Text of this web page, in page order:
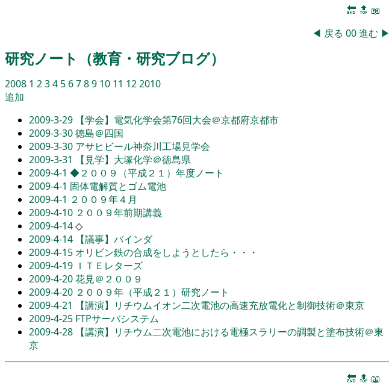
🔚 🔝 📖
◀ 戻る 00進む ▶
研究ノート（教育・研究ブログ）
2008 1 234 5 6789 10 11 122010
追加
2009-3-29
【学会】電気化学会第76回大会＠京都府京都市
2009-3-30徳島＠四国
2009-3-30 アサヒビール神奈川工場見学会
2009-3-31
【見学】大塚化学＠徳島県
2009-4-1 ◆２００９（平成２１）年度ノート
2009-4-1 固体電解質とゴム電池
2009-4-1 ２００９年４月
2009-4-10 ２００９年前期講義
2009-4-14◇
2009-4-14
【議事】バインダ
2009-4-15 オリビン鉄の合成をしようとしたら・・・
2009-4-19 ＩＴＥレターズ
2009-4-20花見＠２００９
2009-4-20 ２００９年（平成２１）研究ノート
2009-4-21
【講演】リチウムイオン二次電池の高速充放電化と制御技術＠東京
2009-4-25 FTPサーバシステム
2009-4-28
【講演】リチウム二次電池における電極スラリーの調製と塗布技術＠東
京
🔚 🔝 📖